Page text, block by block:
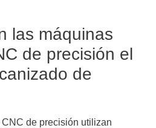
las máquinas
de precisión el
de
de precisión utilizan